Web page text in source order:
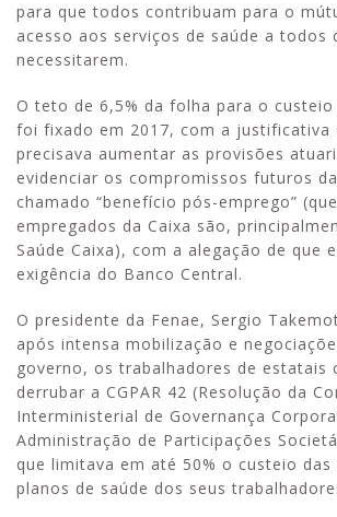
para que todos contribuam para o
acesso aos serviços de saúde a todos
necessitarem.
O teto de 6,5% da folha para o custeio
foi fixado em 2017, com a justificativa
precisava aumentar as provisões
evidenciar os compromissos futuros
chamado “benefício pós-emprego”
empregados da Caixa são,
Saúde Caixa), com a alegação de que
exigência do Banco Central.
O presidente da Fenae, Sergio
após intensa mobilização e
governo, os trabalhadores de estatais
derrubar a CGPAR 42 (Resolução da
Interministerial de Governança
Administração de Participações
que limitava em até 50% o custeio
planos de saúde dos seus